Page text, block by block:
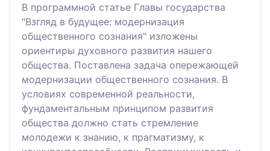
В программной статье Главы государства
"Взгляд в будущее: модернизация
общественного сознания" изложены
ориентиры духовного развития нашего
общества. Поставлена задача опережающей
модернизации общественного сознания. В
условиях современной реальности,
фундаментальным принципом развития
общества должно стать стремление
молодежи к знанию, к прагматизму, к